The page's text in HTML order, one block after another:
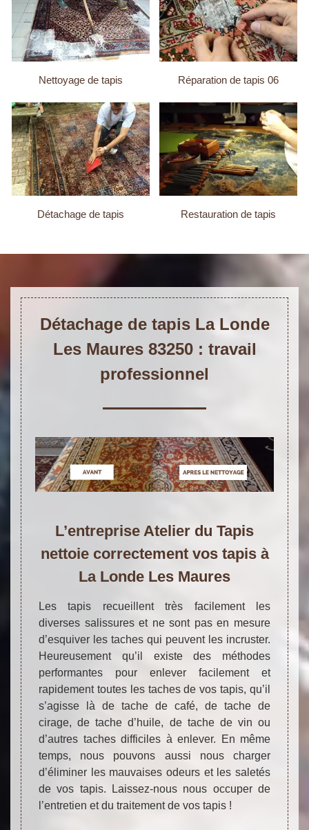
Nettoyage de tapis Réparation de tapis 06
Détachage de tapis Restauration de tapis
Détachage de tapis La Londe
Les Maures 83250 : travail
professionnel
L’entreprise Atelier du Tapis
nettoie correctement vos tapis à
La Londe Les Maures
Les tapis recueillent très facilement les
diverses salissures et ne sont pas en mesure
d’esquiver les taches qui peuvent les incruster.
Heureusement qu’il existe des méthodes
performantes pour enlever facilement et
rapidement toutes les taches de vos tapis, qu’il
s’agisse là de tache de café, de tache de
cirage, de tache d’huile, de tache de vin ou
d’autres taches difficiles à enlever. En même
temps, nous pouvons aussi nous charger
d’éliminer les mauvaises odeurs et les saletés
de vos tapis. Laissez-nous nous occuper de
l’entretien et du traitement de vos tapis !